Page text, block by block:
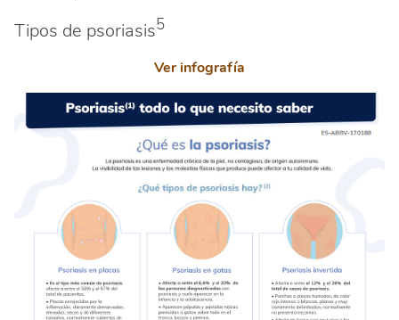
Tipos de psoriasis5
Ver infografía